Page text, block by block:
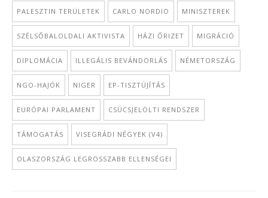
PALESZTIN TERÜLETEK CARLO NORDIO MINISZTEREK
SZÉLSŐBALOLDALI AKTIVISTA HÁZI ŐRIZET MIGRÁCIÓ
DIPLOMÁCIA ILLEGÁLIS BEVÁNDORLÁS NÉMETORSZÁG
NGO-HAJÓK NIGER EP-TISZTÚJÍTÁS
EURÓPAI PARLAMENT CSÚCSJELÖLTI RENDSZER
TÁMOGATÁS VISEGRÁDI NÉGYEK (V4)
OLASZORSZÁG LEGROSSZABB ELLENSÉGEI